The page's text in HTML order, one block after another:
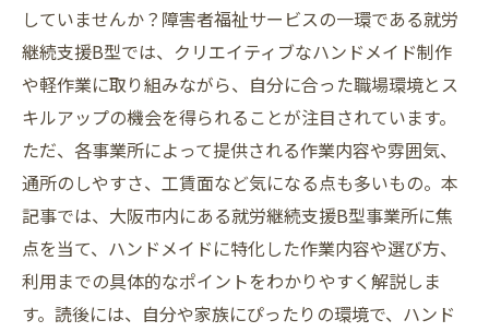
していませんか？障害者福祉サービスの一環である就労
継続支援B型では、クリエイティブなハンドメイド制作
や軽作業に取り組みながら、自分に合った職場環境とス
キルアップの機会を得られることが注目されています。
ただ、各事業所によって提供される作業内容や雰囲気、
通所のしやすさ、工賃面など気になる点も多いもの。本
記事では、大阪市内にある就労継続支援B型事業所に焦
点を当て、ハンドメイドに特化した作業内容や選び方、
利用までの具体的なポイントをわかりやすく解説しま
す。読後には、自分や家族にぴったりの環境で、ハンド